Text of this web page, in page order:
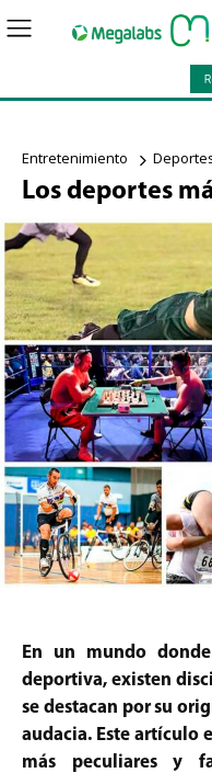
Entretenimiento
Los deportes
En un mundo
deportiva, existen
se destacan por su
audacia. Este artículo
más peculiares y